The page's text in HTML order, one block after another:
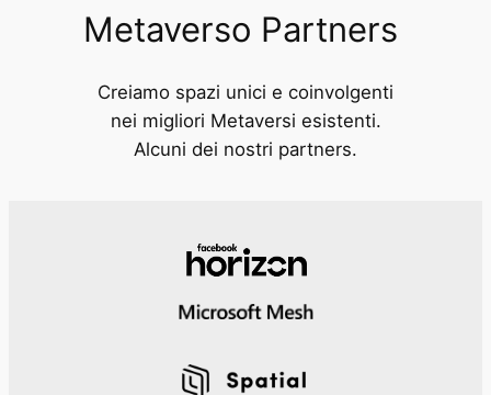
Metaverso Partners
Creiamo spazi unici e coinvolgenti
nei migliori Metaversi esistenti.
Alcuni dei nostri partners.